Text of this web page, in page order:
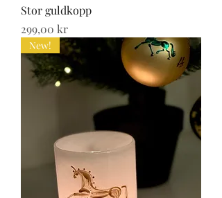
Stor guldkopp
Pris
299,00 kr
New!